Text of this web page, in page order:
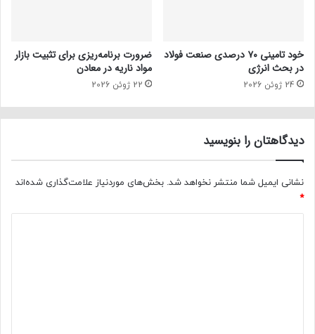
خود تامینی ۷۰ درصدی صنعت فولاد
در بحث انرژی
24 ژوئن 2026
ضرورت برنامه‌ریزی برای تثبیت بازار
مواد ناریه در معادن
22 ژوئن 2026
دیدگاهتان را بنویسید
نشانی ایمیل شما منتشر نخواهد شد. بخش‌های موردنیاز علامت‌گذاری شده‌اند
*